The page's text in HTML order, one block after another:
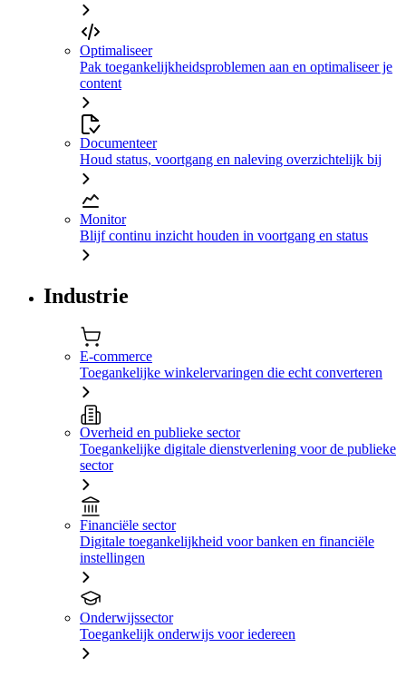
Optimaliseer
Pak toegankelijkheidsproblemen aan en optimaliseer je
content
Documenteer
Houd status, voortgang en naleving overzichtelijk bij
Monitor
Blijf continu inzicht houden in voortgang en status
Industrie
E-commerce
Toegankelijke winkelervaringen die echt converteren
Overheid en publieke sector
Toegankelijke digitale dienstverlening voor de publieke
sector
Financiële sector
Digitale toegankelijkheid voor banken en financiële
instellingen
Onderwijssector
Toegankelijk onderwijs voor iedereen